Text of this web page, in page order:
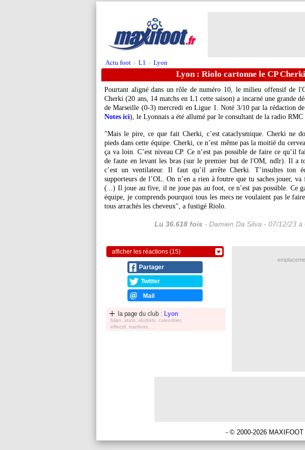
Actu foot > L1 > Lyon
Lyon : Riolo cartonne le CP
Pourtant aligné dans un rôle de numéro 10, le milieu offensif de
Cherki (20 ans, 14 matchs en L1 cette saison) a incarné une grande
de Marseille (0-3) mercredi en Ligue 1. Noté 3/10 par la rédaction
Notes ici), le Lyonnais a été allumé par le consultant de la radio
"Mais le pire, ce que fait Cherki, c’est cataclysmique. Cherki ne
pieds dans cette équipe. Cherki, ce n’est même pas la moitié du
ça va loin. C’est niveau CP. Ce n’est pas possible de faire ce qu’il
de faute en levant les bras (sur le premier but de l'OM, ndlr). Il a
c’est un ventilateur. Il faut qu’il arrête Cherki. T’insultes ton
supporteurs de l’OL. On n’en a rien à foutre que tu saches jouer,
(...) Il joue au five, il ne joue pas au foot, ce n’est pas possible. Ce
équipe, je comprends pourquoi tous les mecs ne voulaient pas le
tous arrachés les cheveux", a fustigé Riolo.
Lu 36.618 fois - Damien Da Silva - 07/12/23 à
afficher les réactions (15)
Partager
Twitter
Mail
la page du club : Lyon
bilan, stats, réultats, calendrier,
effectif, tranferts, ...
- © 2000-2026 MAXIFOOT